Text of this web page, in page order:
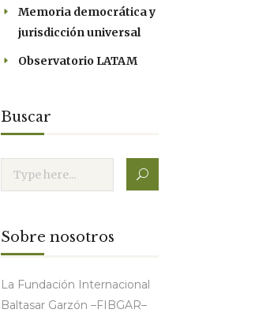
Memoria democrática y
jurisdicción universal
Observatorio LATAM
Buscar
Sobre nosotros
La Fundación Internacional
Baltasar Garzón –FIBGAR–